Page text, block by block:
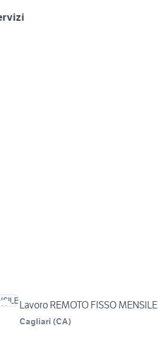
Lavoro REMOTO FISSO MENSILE
Cagliari (CA)